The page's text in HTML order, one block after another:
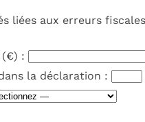
liées aux erreurs
:
la déclaration :